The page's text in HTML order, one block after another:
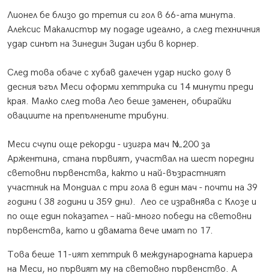
Лионел бе близо до третия си гол в 66-ата минута.
Алексис Макалистър му подаде идеално, а след техничния
удар синът на Зинедин Зидан изби в корнер.
След това обаче с хубав далечен удар ниско долу в
десния ъгъл Меси оформи хеттрика си 14 минути преди
края. Малко след това Лео беше заменен, обирайки
овациите на препълнените трибуни.
Меси счупи още рекорди - изигра мач №200 за
Аржентина, стана първият, участвал на шест поредни
световни първенства, както и най-възрастният
участник на Мондиал с три гола в един мач - почти на 39
години ( 38 години и 359 дни). Лео се изравнява с Клозе и
по още един показател – най-много победи на световни
първенства, като и двамата вече имат по 17.
Това беше 11-ият хеттрик в международната кариера
на Меси, но първият му на световно първенство. А